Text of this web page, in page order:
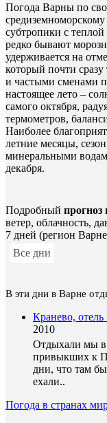
Погода Варны по
субтропики с
редко бывают
удерживается на
который почти сразу
и частыми сменами
настоящее лето –
самого октября,
термометров,
Наиболее
летние месяцы,
минеральными
декабря.
Подробный
ветер, облачность,
7 дней (регион
Все дни
В эти дни в Варне
Кранево,
2010
Отдыхали мы в
привыкших к
дни, что там
ехали..
Погода в странах